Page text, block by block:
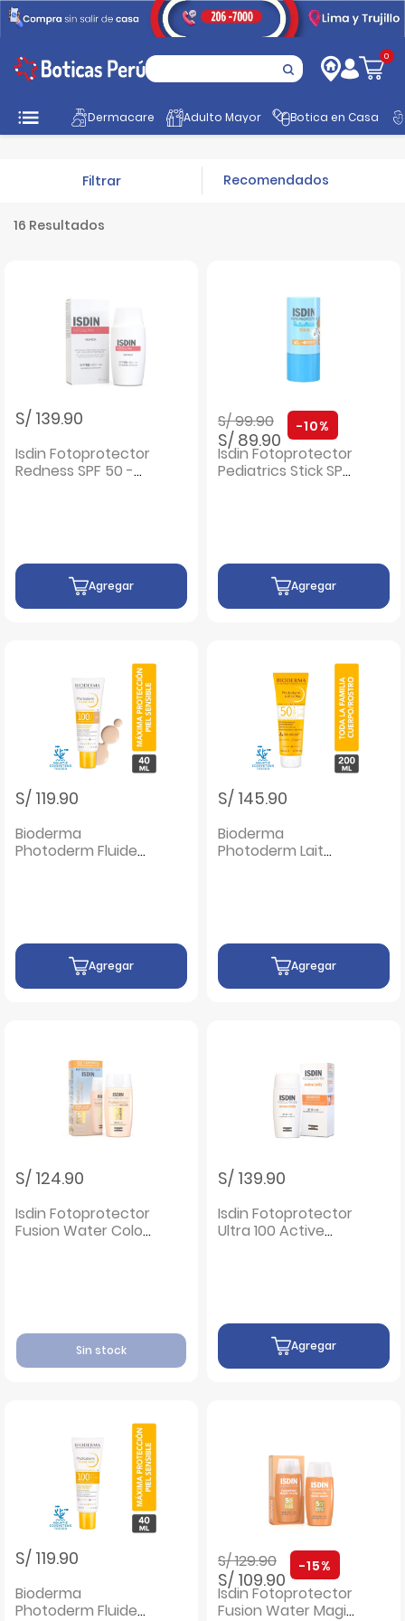
0
Dermacare Adulto Mayor Botica en Casa
Inicio Promociones Productos de verano Protección solar
16 Resultados
Filtrar
S/ 139.90
Isdin Fotoprotector
Redness SPF 50 -
Agregar
Precio rebajado de
S/ 99.90a
S/ 89.90
-10%
Isdin Fotoprotector
Pediatrics Stick SPF
Agregar
S/ 119.90
Bioderma
Photoderm Fluide
Agregar
S/ 145.90
Bioderma
Photoderm Lait
Agregar
S/ 124.90
Isdin Fotoprotector
Fusion Water Color
Sin stock
S/ 139.90
Isdin Fotoprotector
Ultra 100 Active
Agregar
S/ 119.90
Bioderma
Photoderm Fluide
Precio rebajado de
S/ 129.90a
S/ 109.90
-15%
Isdin Fotoprotector
Fusion Water Magic